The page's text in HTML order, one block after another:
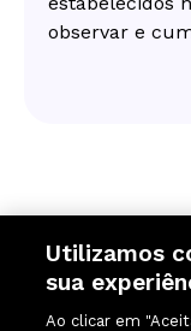
observar e
Atribuição
Os Termos e
Utilizamos
sua
Ao clicar em